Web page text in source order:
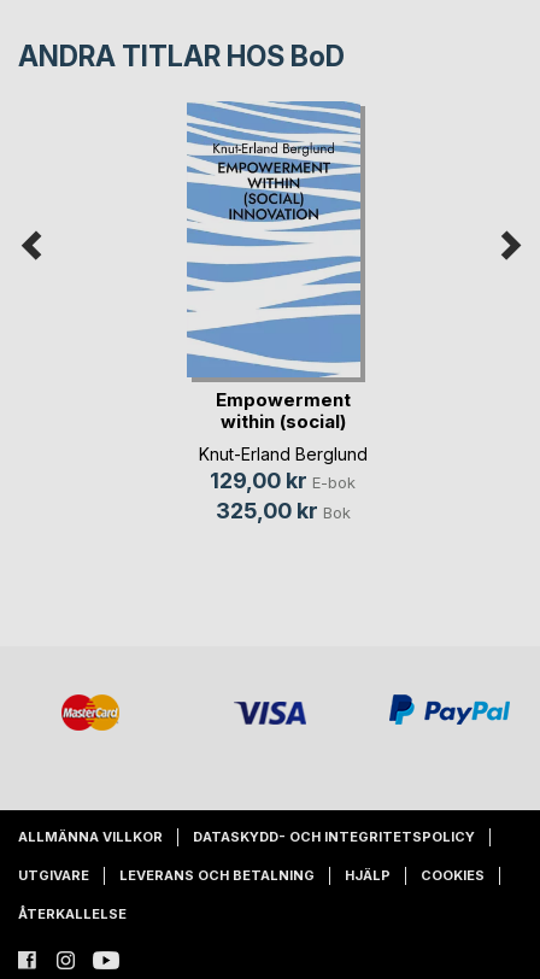
ANDRA TITLAR HOS BoD
Empowerment
within (social)
innovation
Knut-Erland Berglund
129,00 kr E-bok
325,00 kr Bok
ALLMÄNNA VILLKOR DATASKYDD- OCH INTEGRITETSPOLICY
UTGIVARE LEVERANS OCH BETALNING HJÄLP COOKIES
ÅTERKALLELSE